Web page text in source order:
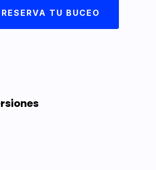
RESERVA TU BUCEO